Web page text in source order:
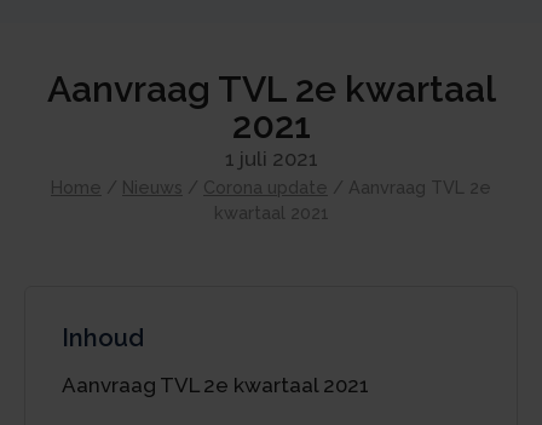
Aanvraag TVL 2e kwartaal
2021
1 juli 2021
Home / Nieuws / Corona update / Aanvraag TVL 2e
kwartaal 2021
Inhoud
Aanvraag TVL 2e kwartaal 2021